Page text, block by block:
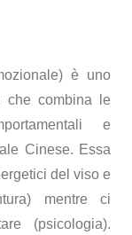
è uno
che combina le
e
Cinese. Essa
del viso e
mentre ci
(psicologia).